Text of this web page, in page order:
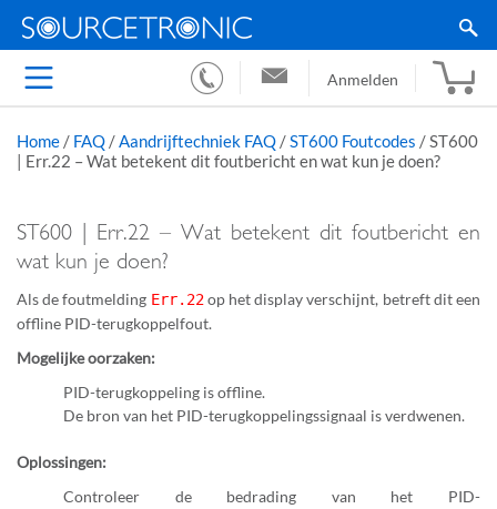
Anmelden
Home / FAQ / Aandrijftechniek FAQ / ST600 Foutcodes / ST600
| Err.22 – Wat betekent dit foutbericht en wat kun je doen?
ST600 | Err.22 – Wat betekent dit foutbericht en
wat kun je doen?
Als de foutmelding Err.22op het display verschijnt, betreft dit een
offline PID-terugkoppelfout.
Mogelijke oorzaken:
PID-terugkoppeling is offline.
De bron van het PID-terugkoppelingssignaal is verdwenen.
Oplossingen:
Controleer de bedrading van het PID-